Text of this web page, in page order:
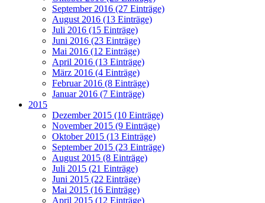
September 2016 (27 Einträge)
August 2016 (13 Einträge)
Juli 2016 (15 Einträge)
Juni 2016 (23 Einträge)
Mai 2016 (12 Einträge)
April 2016 (13 Einträge)
März 2016 (4 Einträge)
Februar 2016 (8 Einträge)
Januar 2016 (7 Einträge)
2015
Dezember 2015 (10 Einträge)
November 2015 (9 Einträge)
Oktober 2015 (13 Einträge)
September 2015 (23 Einträge)
August 2015 (8 Einträge)
Juli 2015 (21 Einträge)
Juni 2015 (22 Einträge)
Mai 2015 (16 Einträge)
April 2015 (12 Einträge)